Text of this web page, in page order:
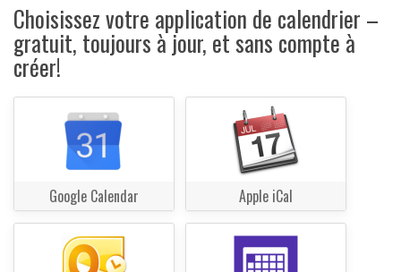
Choisissez votre application de calendrier –
gratuit, toujours à jour, et sans compte à
créer!
Google Calendar Apple iCal